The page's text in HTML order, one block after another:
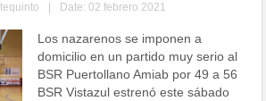
Date: 02 febrero 2021
Los nazarenos se imponen a
domicilio en un partido muy serio al
BSR Puertollano Amiab por 49 a 56
BSR Vistazul estrenó este sábado